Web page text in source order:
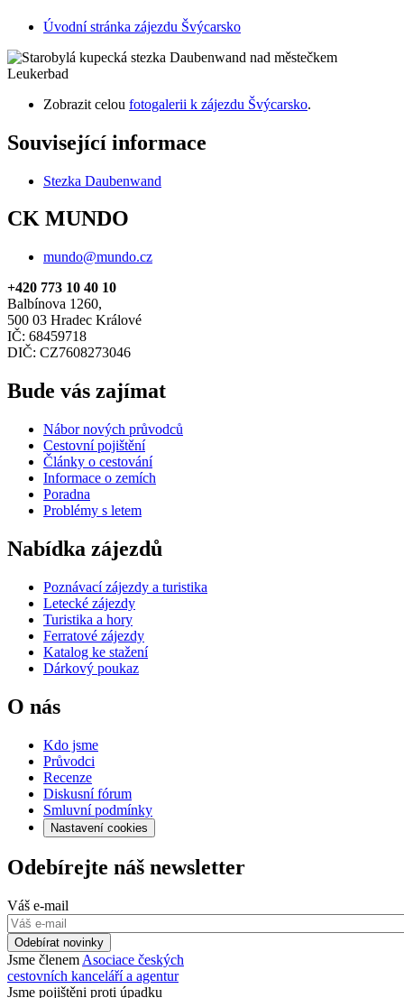
Úvodní stránka zájezdu Švýcarsko
Zobrazit celou fotogalerii k zájezdu Švýcarsko.
Související informace
Stezka Daubenwand
CK MUNDO
mundo@mundo.cz
+420 773 10 40 10
Balbínova 1260,
500 03 Hradec Králové
IČ: 68459718
DIČ: CZ7608273046
Bude vás zajímat
Nábor nových průvodců
Cestovní pojištění
Články o cestování
Informace o zemích
Poradna
Problémy s letem
Nabídka zájezdů
Poznávací zájezdy a turistika
Letecké zájezdy
Turistika a hory
Ferratové zájezdy
Katalog ke stažení
Dárkový poukaz
O nás
Kdo jsme
Průvodci
Recenze
Diskusní fórum
Smluvní podmínky
Nastavení cookies
Odebírejte náš newsletter
Váš e-mail
Odebírat novinky
Jsme členem Asociace českých
cestovních kanceláří a agentur
Jsme pojištěni proti úpadku